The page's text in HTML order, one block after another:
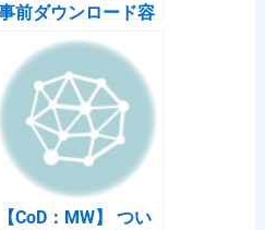
前ダウンロード容
量は133GB｜1時間
かかった件
【CoD：MW】 つい